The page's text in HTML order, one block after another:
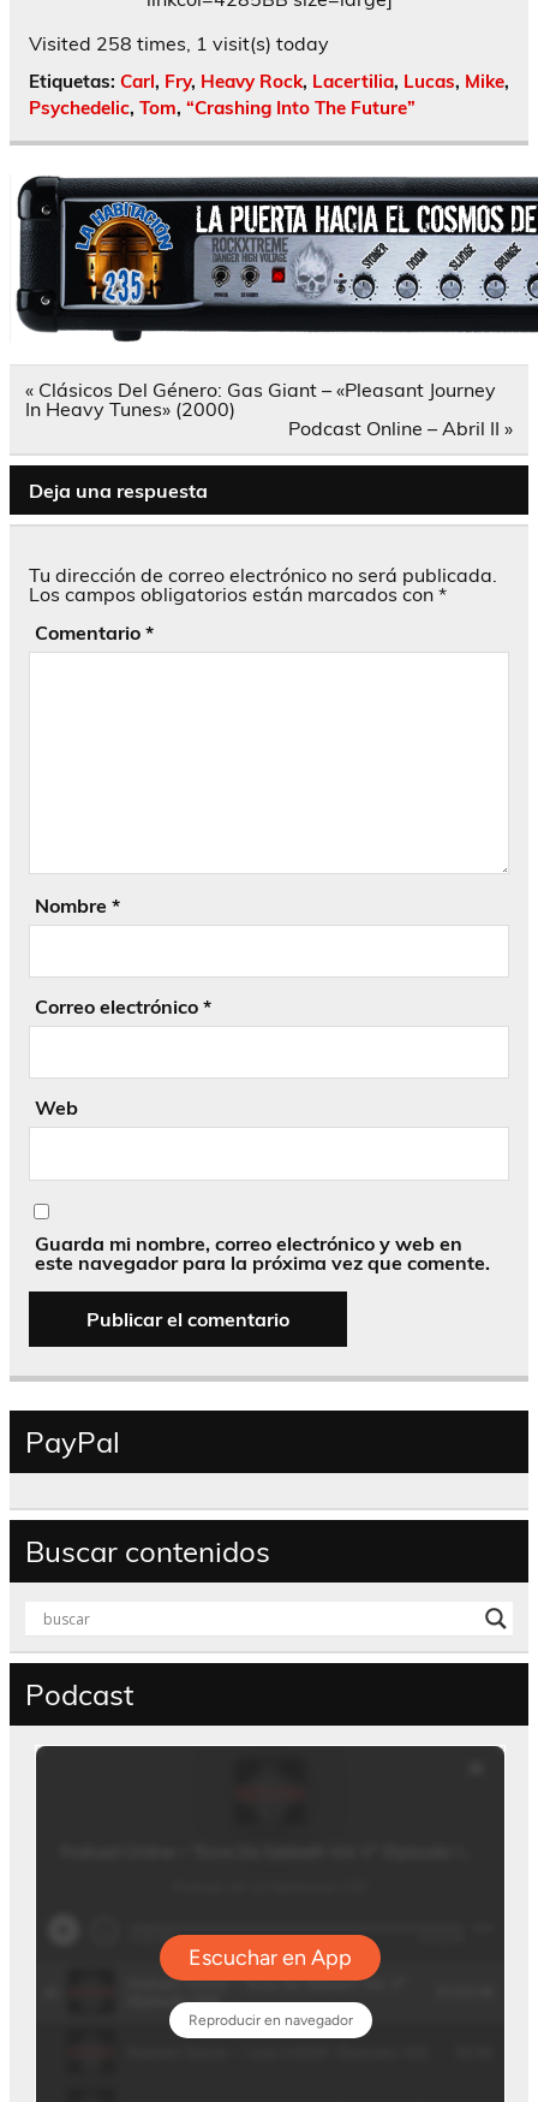
Visited 258 times, 1 visit(s) today
Etiquetas: Carl, Fry, Heavy Rock, Lacertilia, Lucas, Mike,
Psychedelic, Tom, “Crashing Into The Future”
Navegación
de
entradas
« Clásicos Del Género: Gas Giant – «Pleasant Journey
In Heavy Tunes» (2000)
Podcast Online – Abril II »
Deja una respuesta
Tu dirección de correo electrónico no será publicada.
Los campos obligatorios están marcados con *
Comentario *
Nombre *
Correo electrónico *
Web
Guarda mi nombre, correo electrónico y web en
este navegador para la próxima vez que comente.
PayPal
Buscar contenidos
Podcast